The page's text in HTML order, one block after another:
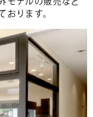
ります。